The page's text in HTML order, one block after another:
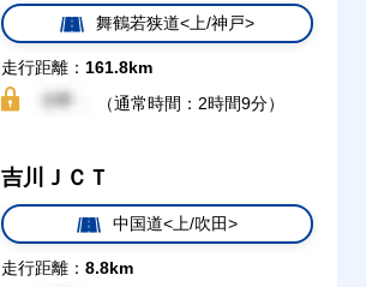
舞鶴若狭道<上/神戸>
走行距離： 161.8km
（通常時間：2時間9分）
吉川ＪＣＴ
中国道<上/吹田>
走行距離： 8.8km